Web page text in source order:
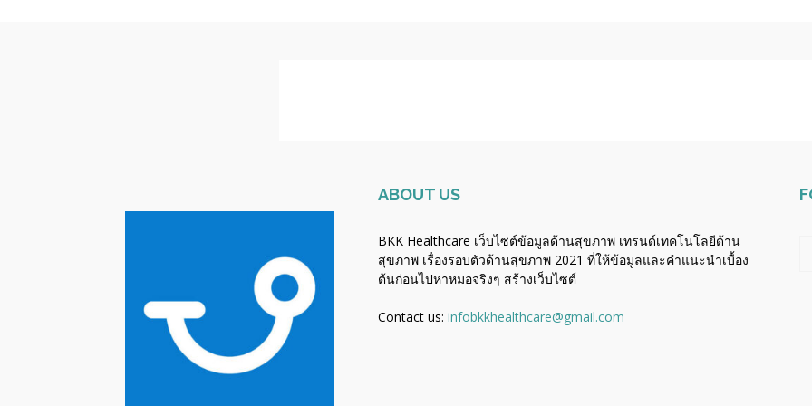
ABOUT US
BKK Healthcare เว็บไซต์ข้อมูลด้านสุขภาพ เทรนด์เทคโนโลยีด้าน
สุขภาพ เรื่องรอบตัวด้านสุขภาพ 2021 ที่ให้ข้อมูลและคำแนะนำเบื้อง
ต้นก่อนไปหาหมอจริงๆ สร้างเว็บไซต์
Contact us: infobkkhealthcare@gmail.com